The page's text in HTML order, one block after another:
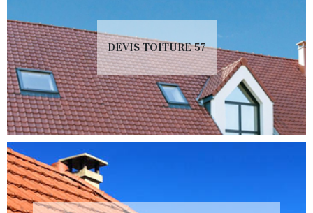
DEVIS TOITURE 57